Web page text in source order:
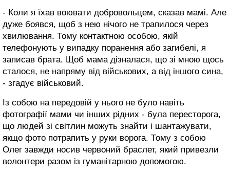
- Коли я їхав воювати добровольцем, сказав мамі. Але
дуже боявся, щоб з нею нічого не трапилося через
хвилювання. Тому контактною особою, якій
телефонують у випадку поранення або загибелі, я
записав брата. Щоб мама дізналася, що зі мною щось
сталося, не напряму від військових, а від іншого сина,
- згадує військовий.
Із собою на передовій у нього не було навіть
фотографії мами чи інших рідних - була пересторога,
що людей зі світлин можуть знайти і шантажувати,
якщо фото потрапить у руки ворога. Тому з собою
Олег завжди носив червоний браслет, який привезли
волонтери разом із гуманітарною допомогою.